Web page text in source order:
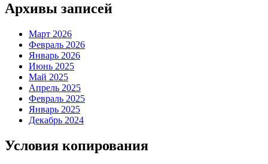
Архивы записей
Март 2026
Февраль 2026
Январь 2026
Июнь 2025
Май 2025
Апрель 2025
Февраль 2025
Январь 2025
Декабрь 2024
Условия копирования